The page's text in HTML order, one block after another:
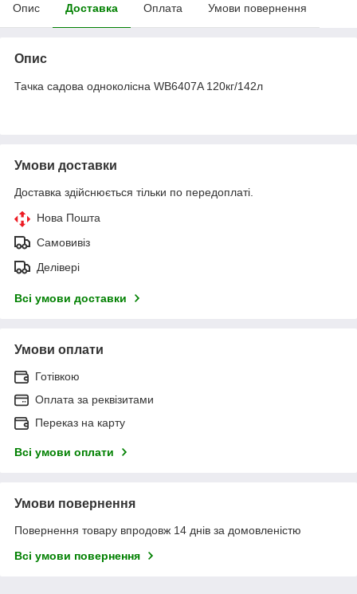
Опис Доставка Оплата Умови повернення
Опис
Тачка садова одноколісна WB6407A 120кг/142л
Умови доставки
Доставка здійснюється тільки по передоплаті.
Нова Пошта
Самовивіз
Делівері
Всі умови доставки
Умови оплати
Готівкою
Оплата за реквізитами
Переказ на карту
Всі умови оплати
Умови повернення
Повернення товару впродовж 14 днів за домовленістю
Всі умови повернення